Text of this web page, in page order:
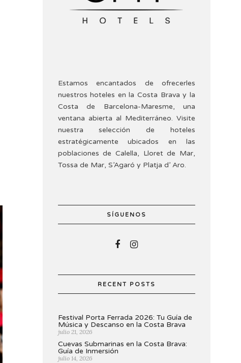
Estamos encantados de ofrecerles
nuestros hoteles en la Costa Brava y la
Costa de Barcelona-Maresme, una
ventana abierta al Mediterráneo. Visite
nuestra selección de hoteles
estratégicamente ubicados en las
poblaciones de Calella, Lloret de Mar,
Tossa de Mar, S’Agaró y Platja d’ Aro.
SÍGUENOS
RECENT POSTS
Festival Porta Ferrada 2026: Tu Guía de
Música y Descanso en la Costa Brava
julio 21, 2026
Cuevas Submarinas en la Costa Brava:
Guía de Inmersión
julio 14, 2026